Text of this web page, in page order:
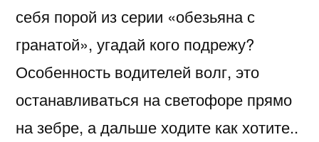
себя порой из серии «обезьяна с
гранатой», угадай кого подрежу?
Особенность водителей волг, это
останавливаться на светофоре прямо
на зебре, а дальше ходите как хотите..